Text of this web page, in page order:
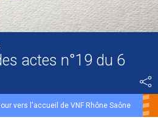
actes n°19 du 6
vers l'accueil de VNF Rhône Saône